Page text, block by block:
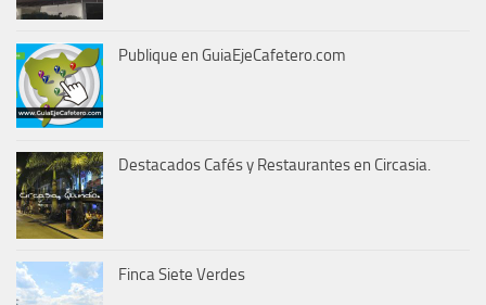
Publique en GuiaEjeCafetero.com
Destacados Cafés y Restaurantes en Circasia.
Finca Siete Verdes